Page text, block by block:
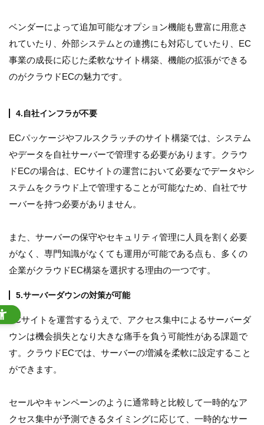
ベンダーによって追加可能なオプション機能も豊富に用意さ
れていたり、外部システムとの連携にも対応していたり、EC
事業の成長に応じた柔軟なサイト構築、機能の拡張ができる
のがクラウドECの魅力です。
4.自社インフラが不要
ECパッケージやフルスクラッチのサイト構築では、システム
やデータを自社サーバーで管理する必要があります。クラウ
ドECの場合は、ECサイトの運営において必要なでデータやシ
ステムをクラウド上で管理することが可能なため、自社でサ
ーバーを持つ必要がありません。
また、サーバーの保守やセキュリティ管理に人員を割く必要
がなく、専門知識がなくても運用が可能である点も、多くの
企業がクラウドEC構築を選択する理由の一つです。
5.サーバーダウンの対策が可能
ECサイトを運営するうえで、アクセス集中によるサーバーダ
ウンは機会損失となり大きな痛手を負う可能性がある課題で
す。クラウドECでは、サーバーの増減を柔軟に設定すること
ができます。
セールやキャンペーンのように通常時と比較して一時的なア
クセス集中が予測できるタイミングに応じて、一時的なサー